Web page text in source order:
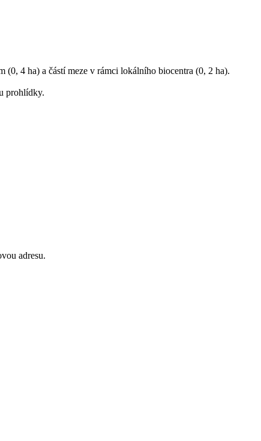
4 ha) a částí meze v rámci lokálního biocentra (0, 2 ha).
prohlídky.
adresu.